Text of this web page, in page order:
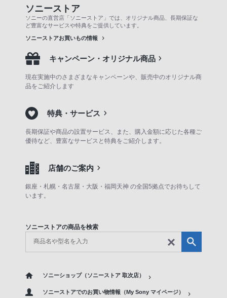
ソニーストア
ソニーの直営店「ソニーストア」では、オリジナル商品、長期保証な
ど豊富なサービスや特典をご提供しています。
ソニーストアお買いもの情報
キャンペーン・オリジナル商品
現在実施中のさまざまなキャンペーンや、販売中のオリジナル商
品をご紹介します
特典・サービス
長期保証や商品の設置サービス、また、購入金額に応じた各種ご
優待など、豊富なサービスと特典をご紹介します。
店舗のご案内
銀座・札幌・名古屋・大阪・福岡天神 の全国5拠点でお待ちして
います。
ソニーストアの商品を検索
ソニーショップ（ソニーストア 取次店）
ソニーストアでのお買い物情報（My Sony マイページ）